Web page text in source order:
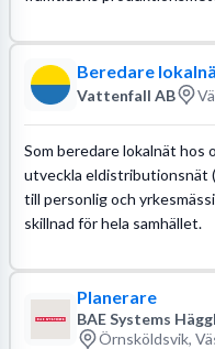
Beredare
Vattenfall AB
Som beredare lokalnät hos
utveckla eldistributionsnät
till personlig och
skillnad för hela samhället.
Planerare
BAE Systems
Örnsköldsvik,